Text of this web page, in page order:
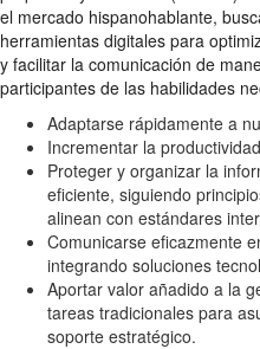
el mercado hispanohablante,
herramientas digitales para
y facilitar la comunicación de
participantes de las habilidades
Adaptarse rápidamente a
Incrementar la
Proteger y organizar la
eficiente, siguiendo
alinean con estándares
Comunicarse eficazmente
integrando soluciones
Aportar valor añadido a la
tareas tradicionales para
soporte estratégico.